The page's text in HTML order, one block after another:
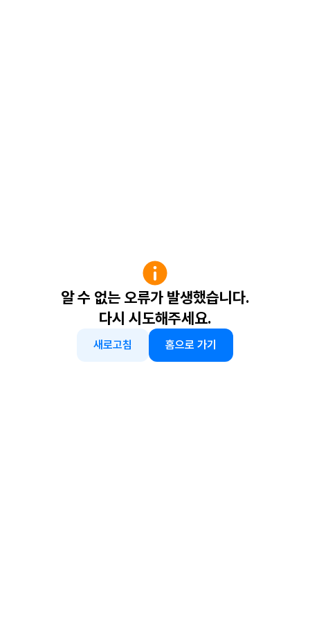
알 수 없는 오류가 발생했습니다.
다시 시도해주세요.
새로고침 홈으로 가기